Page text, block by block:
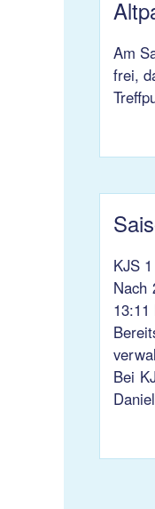
Am
frei,
KJS
Nach
13:11
Bei